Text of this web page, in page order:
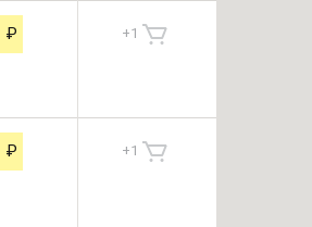
₽ +1
₽ +1